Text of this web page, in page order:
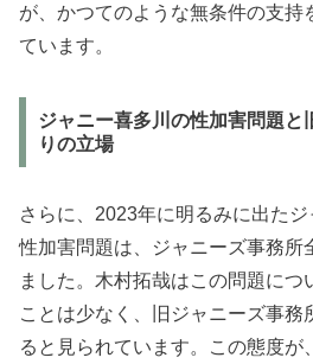
が、かつてのような無条件の支持
ています。
ジャニー喜多川の性加害問題と
りの立場
さらに、2023年に明るみに出た
性加害問題は、ジャニーズ事務所
ました。木村拓哉はこの問題につ
ことは少なく、旧ジャニーズ事務
ると見られています。この態度が